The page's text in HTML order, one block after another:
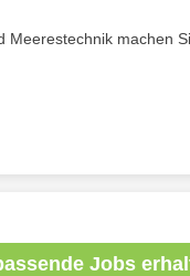
Meerestechnik machen
Jobs